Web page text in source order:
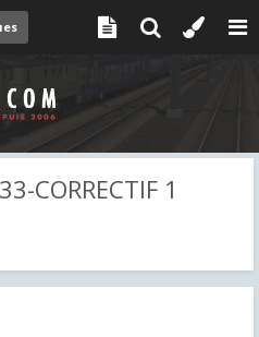
CORRECTIF 1